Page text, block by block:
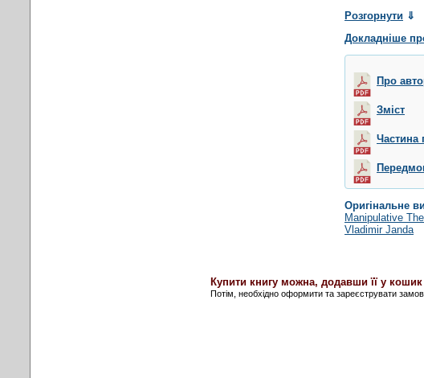
Розгорнути ⇓
Докладніше
Про
Зміст
Частина
Оригінальне
Manipulative
Vladimir Janda
Купити книгу можна, додавши її у
Потім, необхідно оформити та зареєструвати